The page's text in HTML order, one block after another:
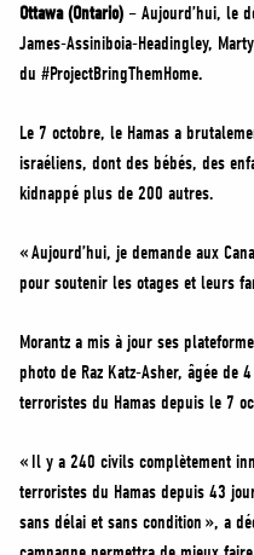
MÉDIAS
BÉNÉVOLE
BOUTIQUE
Ottawa (Ontario) – Aujourd’hui, le
James-Assiniboia-Headingley,
du #ProjectBringThemHome.
Le 7 octobre, le Hamas a
israéliens, dont des bébés, des
kidnappé plus de 200 autres.
« Aujourd’hui, je demande aux
pour soutenir les otages et leurs
Morantz a mis à jour ses
photo de Raz Katz-Asher, âgée de
terroristes du Hamas depuis le 7
« Il y a 240 civils complètement
terroristes du Hamas depuis 43
sans délai et sans condition », a